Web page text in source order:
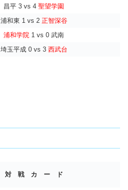
昌平 3 vs 4 聖望学園
浦和東 1 vs 2 正智深谷
浦和学院 1 vs 0 武南
埼玉平成 0 vs 3 西武台
対 戦 カ ー ド